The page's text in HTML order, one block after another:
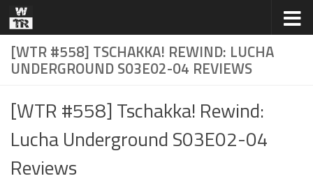
Zum Inhalt springen
[WTR #558] TSCHAKKA! REWIND: LUCHA
UNDERGROUND S03E02-04 REVIEWS
[WTR #558] Tschakka! Rewind:
Lucha Underground S03E02-04
Reviews